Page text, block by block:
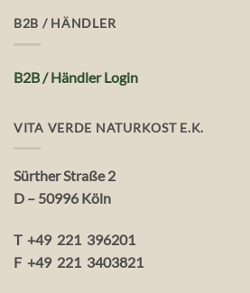
B2B / HÄNDLER
B2B / Händler Login
VITA VERDE NATURKOST E.K.
Sürther Straße 2
D – 50996 Köln
T +49 221 396201
F +49 221 3403821